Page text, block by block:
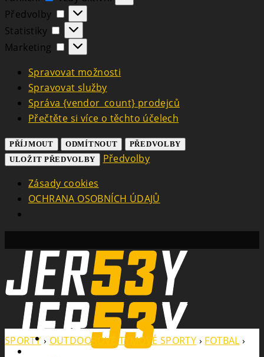
Předvolby
Předvolby
Statistiky
Statistiky
Marketing
Marketing
Spravovat možnosti
Spravovat služby
Správa {vendor_count} prodejců
Přečtěte si více o těchto účelech
PŘÍJMOUT ODMÍTNOUT
PŘEDVOLBY
ULOŽIT PŘEDVOLBY
Předvolby
Zásady cookies
OCHRANA OSOBNÍCH ÚDAJŮ
Search
SPORTY › OUTDOOROVÉ TÝMOVÉ SPORTY › FOTBAL ›